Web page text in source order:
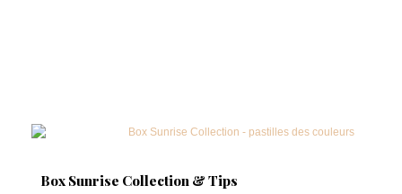
Box Sunrise Collection & Tips